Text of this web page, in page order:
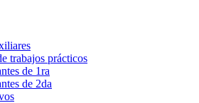
trabajos prácticos
de 1ra
de 2da